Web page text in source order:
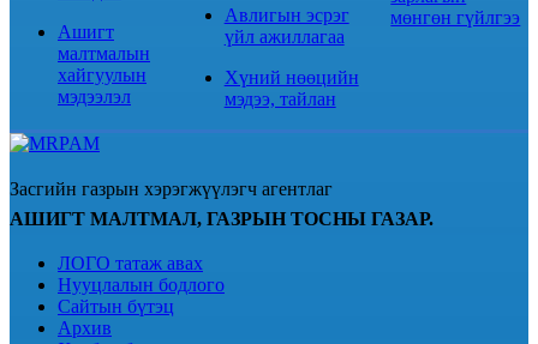
Ашигт
малтмалын
хайгуулын
мэдээлэл
Авлигын эсрэг
үйл ажиллагаа
Хүний нөөцийн
мэдээ, тайлан
мөнгөн гүйлгээ
Засгийн газрын хэрэгжүүлэгч агентлаг
АШИГТ МАЛТМАЛ, ГАЗРЫН ТОСНЫ ГАЗАР.
ЛОГО татаж авах
Нууцлалын бодлого
Сайтын бүтэц
Архив